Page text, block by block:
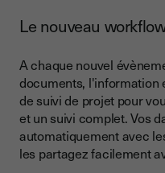
Le nouveau
A chaque nouvel
documents, l'information
de suivi de projet pour
et un suivi complet. Vos
automatiquement avec
les partagez facilement